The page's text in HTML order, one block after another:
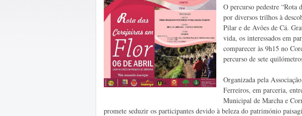
O percurso pedestre “Rota
por diversos trilhos à
Pilar e de Avões de Cá.
vida, os interessados em
comparecer às 9h15 no
percurso de sete
Organizada pela
Ferreiros, em parceria,
Municipal de Marcha e
promete seduzir os participantes devido à beleza do património